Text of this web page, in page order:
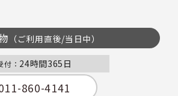
（ご利用直後/当日中）
付： 24時間365日
860-4141